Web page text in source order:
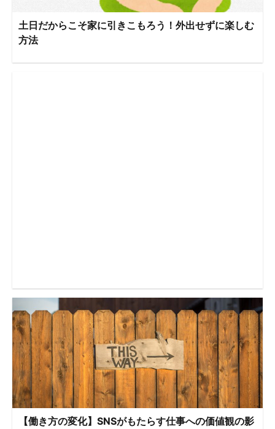
土日だからこそ家に引きこもろう！外出せずに楽しむ
方法
【働き方の変化】SNSがもたらす仕事への価値観の影